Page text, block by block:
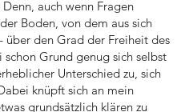
auch wenn Fragen
Boden, von dem aus sich
über den Grad der Freiheit des
schon Grund genug sich selbst
Unterschied zu, sich
knüpft sich an mein
grundsätzlich klären zu